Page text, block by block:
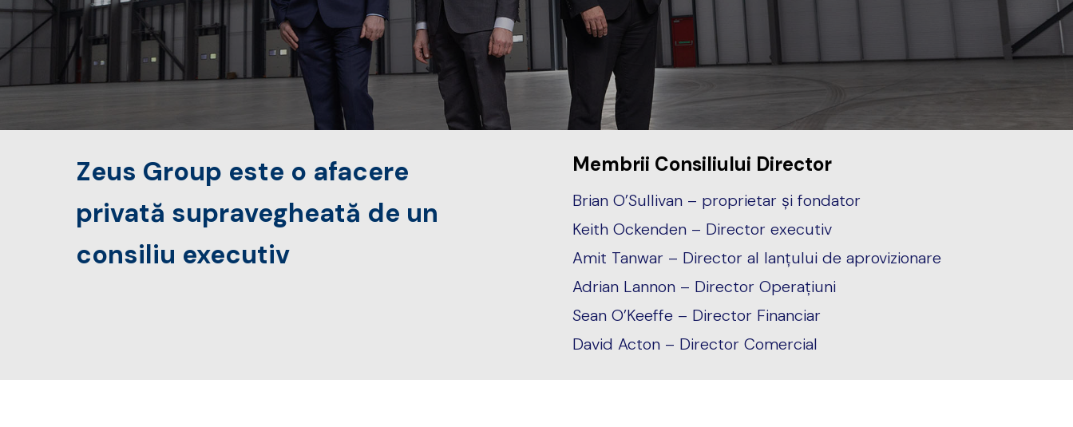
Zeus Group este o afacere
privată supravegheată de un
consiliu executiv
Membrii Consiliului Director
Brian O’Sullivan – proprietar și fondator
Keith Ockenden – Director executiv
Amit Tanwar – Director al lanțului de aprovizionare
Adrian Lannon – Director Operațiuni
Sean O’Keeffe – Director Financiar
David Acton – Director Comercial